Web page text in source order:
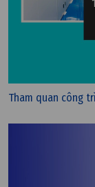
Tham quan công